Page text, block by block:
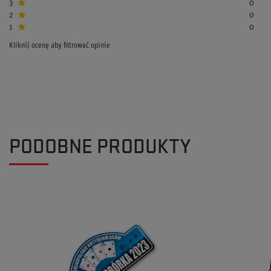
3
0
2
0
1
0
Kliknij ocenę aby filtrować opinie
PODOBNE PRODUKTY